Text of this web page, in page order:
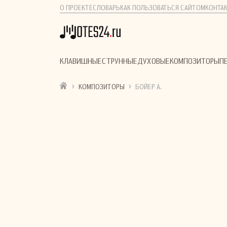
О ПРОЕКТЕСЛОВАРЬ КАК ПОЛЬЗОВАТЬСЯ САЙТОМ
КЛАВИШНЫЕСТРУННЫЕДУХОВЫЕКОМПОЗИТОРЫ
› КОМПОЗИТОРЫ › БОЙЕР А.